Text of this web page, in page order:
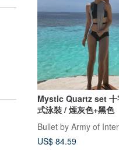
Mystic Quartz set 十
式泳裝 / 煙灰色+黑色
Bullet by Army of
US$ 84.59